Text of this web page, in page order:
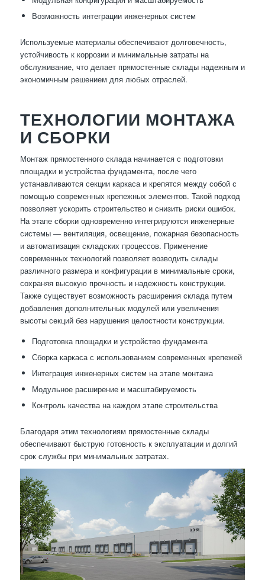
Возможность интеграции инженерных систем
Используемые материалы обеспечивают долговечность,
устойчивость к коррозии и минимальные затраты на
обслуживание, что делает прямостенные склады надежным и
экономичным решением для любых отраслей.
ТЕХНОЛОГИИ МОНТАЖА
И СБОРКИ
Монтаж прямостенного склада начинается с подготовки
площадки и устройства фундамента, после чего
устанавливаются секции каркаса и крепятся между собой с
помощью современных крепежных элементов. Такой подход
позволяет ускорить строительство и снизить риски ошибок.
На этапе сборки одновременно интегрируются инженерные
системы — вентиляция, освещение, пожарная безопасность
и автоматизация складских процессов. Применение
современных технологий позволяет возводить склады
различного размера и конфигурации в минимальные сроки,
сохраняя высокую прочность и надежность конструкции.
Также существует возможность расширения склада путем
добавления дополнительных модулей или увеличения
высоты секций без нарушения целостности конструкции.
Подготовка площадки и устройство фундамента
Сборка каркаса с использованием современных крепежей
Интеграция инженерных систем на этапе монтажа
Модульное расширение и масштабируемость
Контроль качества на каждом этапе строительства
Благодаря этим технологиям прямостенные склады
обеспечивают быструю готовность к эксплуатации и долгий
срок службы при минимальных затратах.